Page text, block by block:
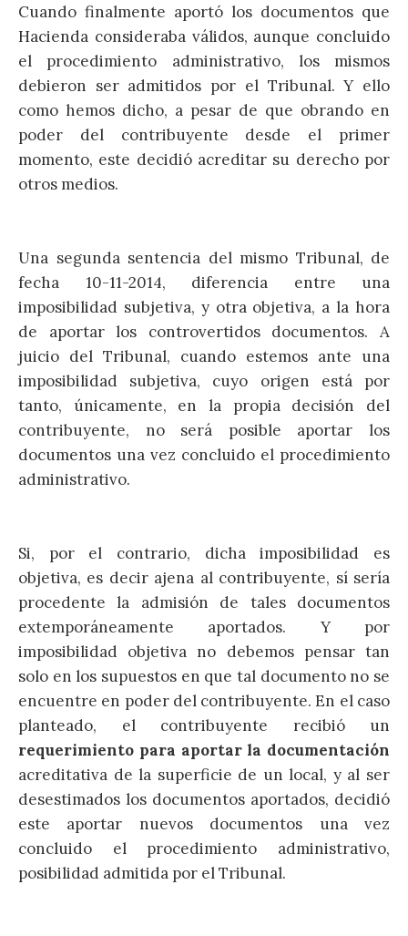
Cuando finalmente aportó los documentos que
Hacienda consideraba válidos, aunque concluido
el procedimiento administrativo, los mismos
debieron ser admitidos por el Tribunal. Y ello
como hemos dicho, a pesar de que obrando en
poder del contribuyente desde el primer
momento, este decidió acreditar su derecho por
otros medios.
Una segunda sentencia del mismo Tribunal, de
fecha 10-11-2014, diferencia entre una
imposibilidad subjetiva, y otra objetiva, a la hora
de aportar los controvertidos documentos. A
juicio del Tribunal, cuando estemos ante una
imposibilidad subjetiva, cuyo origen está por
tanto, únicamente, en la propia decisión del
contribuyente, no será posible aportar los
documentos una vez concluido el procedimiento
administrativo.
Si, por el contrario, dicha imposibilidad es
objetiva, es decir ajena al contribuyente, sí sería
procedente la admisión de tales documentos
extemporáneamente aportados. Y por
imposibilidad objetiva no debemos pensar tan
solo en los supuestos en que tal documento no se
encuentre en poder del contribuyente. En el caso
planteado, el contribuyente recibió un
requerimiento para aportar la documentación
acreditativa de la superficie de un local, y al ser
desestimados los documentos aportados, decidió
este aportar nuevos documentos una vez
concluido el procedimiento administrativo,
posibilidad admitida por el Tribunal.